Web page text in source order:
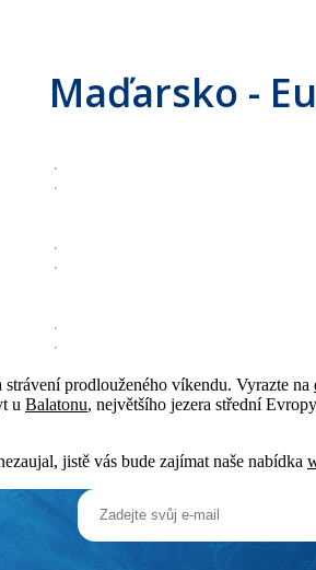
Maďarsko -
prodlouženého víkendu. Vyrazte na
u Balatonu, největšího jezera střední
jistě vás bude zajímat naše nabídka